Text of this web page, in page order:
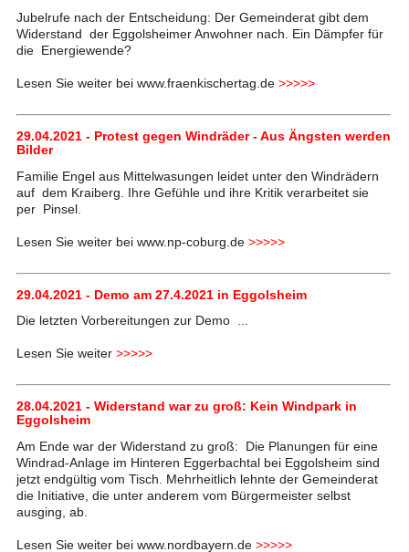
Jubelrufe nach der Entscheidung: Der Gemeinderat gibt dem
Widerstand der Eggolsheimer Anwohner nach. Ein Dämpfer für
die Energiewende?
Lesen Sie weiter bei www.fraenkischertag.de >>>>>
29.04.2021 - Protest gegen Windräder - Aus Ängsten werden
Bilder
Familie Engel aus Mittelwasungen leidet unter den Windrädern
auf dem Kraiberg. Ihre Gefühle und ihre Kritik verarbeitet sie
per Pinsel.
Lesen Sie weiter bei www.np-coburg.de >>>>>
29.04.2021 - Demo am 27.4.2021 in Eggolsheim
Die letzten Vorbereitungen zur Demo ...
Lesen Sie weiter >>>>>
28.04.2021 - Widerstand war zu groß: Kein Windpark in
Eggolsheim
Am Ende war der Widerstand zu groß: Die Planungen für eine
Windrad-Anlage im Hinteren Eggerbachtal bei Eggolsheim sind
jetzt endgültig vom Tisch. Mehrheitlich lehnte der Gemeinderat
die Initiative, die unter anderem vom Bürgermeister selbst
ausging, ab.
Lesen Sie weiter bei www.nordbayern.de >>>>>